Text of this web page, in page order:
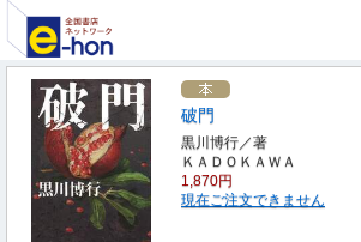
破門
黒川博行／著
ＫＡＤＯＫＡＷＡ
1,870円
現在ご注文できません